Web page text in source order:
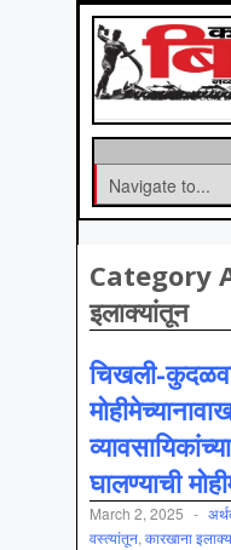
Category
इलाक्यांतून
चिखली-
घालण्याची
March 2, 2025 -
वस्‍त्‍यांतून, कारखाना